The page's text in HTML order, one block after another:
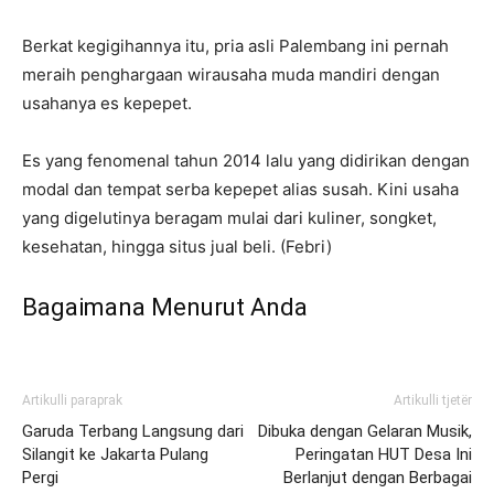
Berkat kegigihannya itu, pria asli Palembang ini pernah
meraih penghargaan wirausaha muda mandiri dengan
usahanya es kepepet.
Es yang fenomenal tahun 2014 lalu yang didirikan dengan
modal dan tempat serba kepepet alias susah. Kini usaha
yang digelutinya beragam mulai dari kuliner, songket,
kesehatan, hingga situs jual beli. (Febri)
Bagaimana Menurut Anda
Artikulli paraprak
Garuda Terbang Langsung dari
Silangit ke Jakarta Pulang
Pergi
Artikulli tjetër
Dibuka dengan Gelaran Musik,
Peringatan HUT Desa Ini
Berlanjut dengan Berbagai